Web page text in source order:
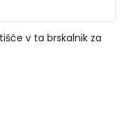
v ta brskalnik za